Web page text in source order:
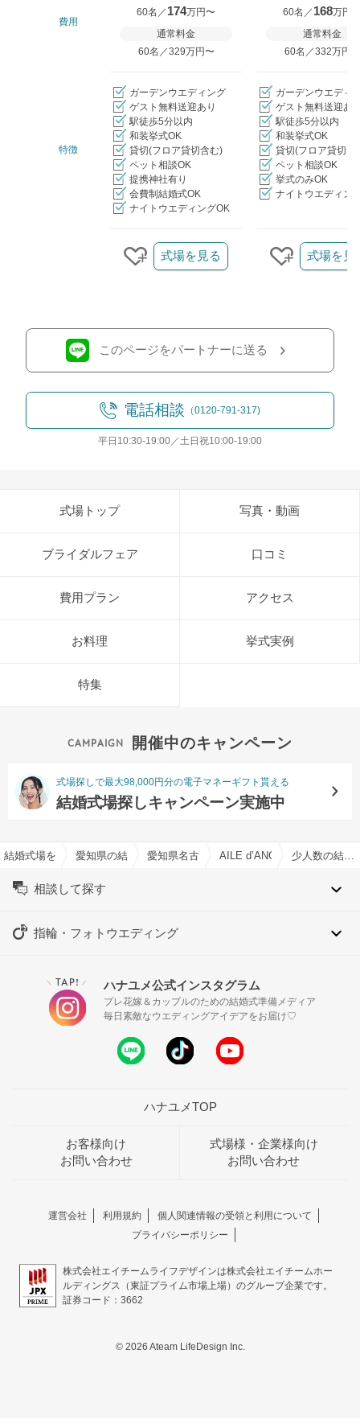
費用
60名／ 174万円〜
通常料金
60名／329万円〜
60名／ 168万円
通常料金
60名／332万円〜
特徴
ガーデンウエディング
ゲスト無料送迎あり
駅徒歩5分以内
和装挙式OK
貸切(フロア貸切含む)
ペット相談OK
提携神社有り
会費制結婚式OK
ナイトウエディングOK
ガーデンウエディ
ゲスト無料送迎あ
駅徒歩5分以内
和装挙式OK
貸切(フロア貸切含
ペット相談OK
挙式のみOK
ナイトウエディン
クリップする
式場を見る
クリップす
式場を見
このページをパートナーに送る
電話相談 （0120-791-317)
平日10:30-19:00／土日祝10:00-19:00
式場トップ 写真・動画
ブライダルフェア 口コミ
費用プラン アクセス
お料理 挙式実例
特集
開催中のキャンペーン
式場探しで最大98,000円分の電子マネーギフト貰える
結婚式場探しキャンペーン実施中
結婚式場を探すならハナユメ
愛知県の結婚式場一覧愛知県名古屋市の結婚式場一覧
AILE d’ANGE garden（エル
少人数の結婚式特集
相談して探す
指輪・フォトウエディング
＼ TAP! ／ ハナユメ公式インスタグラム
プレ花嫁＆カップルのための結婚式準備メディア
毎日素敵なウエディングアイデアをお届け♡
ハナユメTOP
お客様向け
お問い合わせ
式場様・企業様向け
お問い合わせ
運営会社 利用規約
個人関連情報の受領と利用について
プライバシーポリシー
株式会社エイチームライフデザインは株式会社エイチームホー
ルディングス（東証プライム市場上場）のグループ企業です。
証券コード：3662
© 2026 Ateam LifeDesign Inc.